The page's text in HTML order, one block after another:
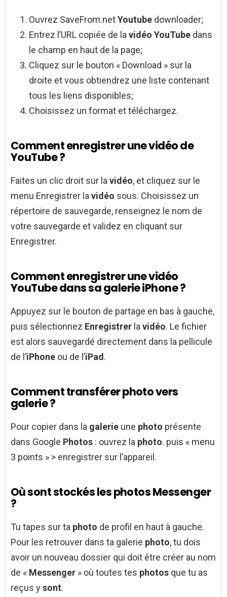
Ouvrez SaveFrom.netYoutube downloader;
Entrez l’URL copiée de la vidéo YouTube dans
le champ en haut de la page;
Cliquez sur le bouton « Download » sur la
droite et vous obtiendrez une liste contenant
tous les liens disponibles;
Choisissez un format et téléchargez.
Comment enregistrer une vidéo de
YouTube ?
Faites un clic droit sur la vidéo, et cliquez sur le
menu Enregistrer la vidéo sous. Choisissez un
répertoire de sauvegarde, renseignez le nom de
votre sauvegarde et validez en cliquant sur
Enregistrer.
Comment enregistrer une vidéo
YouTube dans sa galerie iPhone ?
Appuyez sur le bouton de partage en bas à gauche,
puis sélectionnez Enregistrer la vidéo. Le fichier
est alors sauvegardé directement dans la pellicule
de l’iPhone ou de l’iPad.
Comment transférer photo vers
galerie ?
Pour copier dans la galerie une photo présente
dans Google Photos : ouvrez la photo. puis « menu
3 points » > enregistrer sur l’appareil.
Où sont stockés les photos Messenger
?
Tu tapes sur ta photo de profil en haut à gauche.
Pour les retrouver dans ta galerie photo, tu dois
avoir un nouveau dossier qui doit être créer au nom
de « Messenger » où toutes tes photos que tu as
reçus ysont.